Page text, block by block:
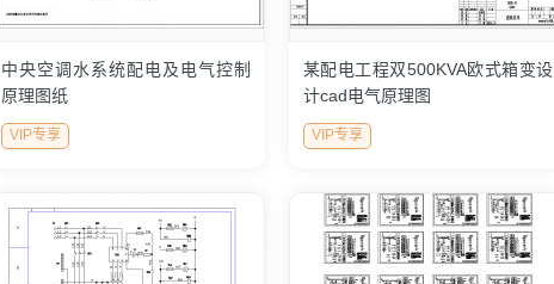
中央空调水系统配电及电气控制
原理图纸
VIP专享
某配电工程双500KVA欧式箱变设
计cad电气原理图
VIP专享